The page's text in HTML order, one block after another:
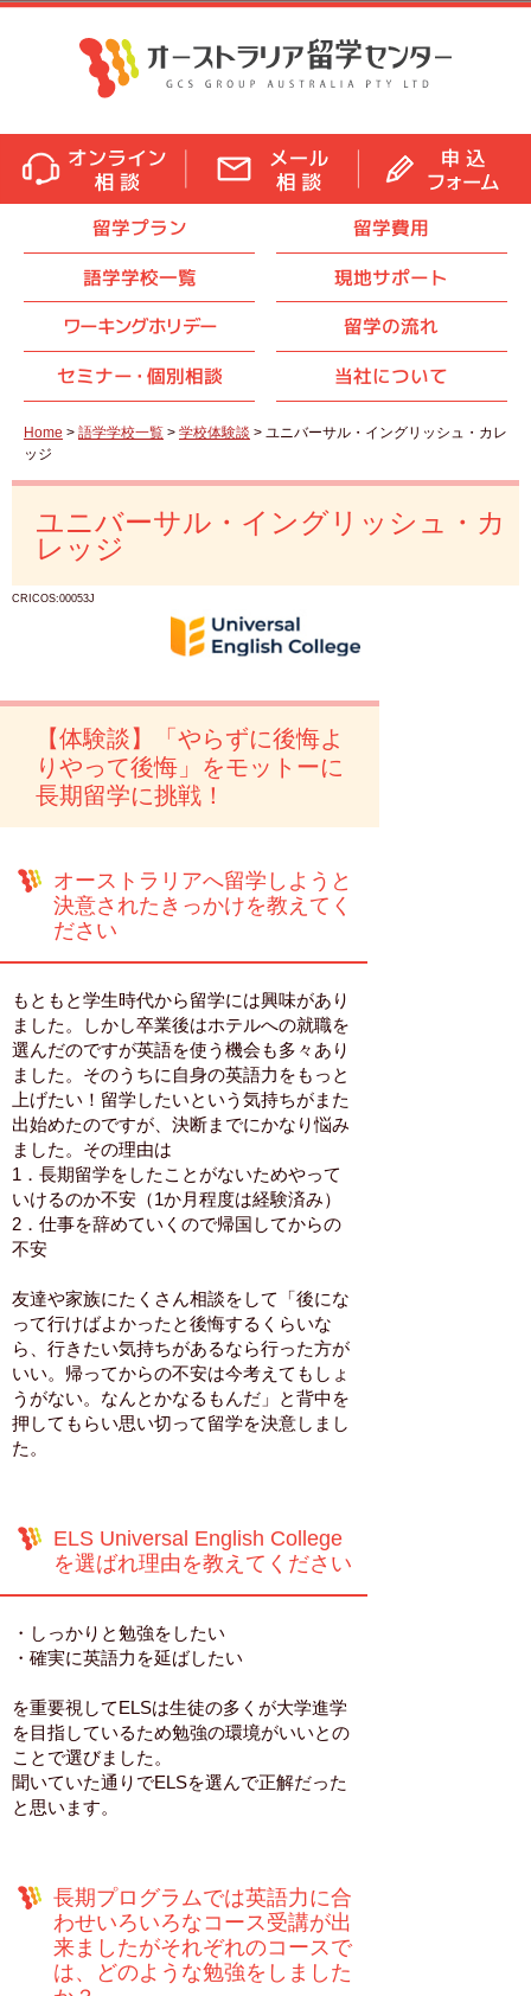
留学プラン
留学費用
語学学校一覧
現地サポート
ワーキングホリデー
留学の流れ
セミナー・ 個別相談 当社について
Home > 語学学校一覧 > 学校体験談 > ユニバーサル・イングリッシュ・カレ
ッジ
ユニバーサル・イングリッシュ・カ
レッジ
CRICOS:00053J
【体験談】「やらずに後悔よ
りやって後悔」をモットーに
長期留学に挑戦！
オーストラリアへ留学しようと
決意されたきっかけを教えてく
ださい
もともと学生時代から留学には興味があり
ました。しかし卒業後はホテルへの就職を
選んだのですが英語を使う機会も多々あり
ました。そのうちに自身の英語力をもっと
上げたい！留学したいという気持ちがまた
出始めたのですが、決断までにかなり悩み
ました。その理由は
1．長期留学をしたことがないためやって
いけるのか不安（1か月程度は経験済み）
2．仕事を辞めていくので帰国してからの
不安
友達や家族にたくさん相談をして「後にな
って行けばよかったと後悔するくらいな
ら、行きたい気持ちがあるなら行った方が
いい。帰ってからの不安は今考えてもしょ
うがない。なんとかなるもんだ」と背中を
押してもらい思い切って留学を決意しまし
た。
ELS Universal English College
を選ばれ理由を教えてください
・しっかりと勉強をしたい
・確実に英語力を延ばしたい
を重要視してELSは生徒の多くが大学進学
を目指しているため勉強の環境がいいとの
ことで選びました。
聞いていた通りでELSを選んで正解だった
と思います。
長期プログラムでは英語力に合
わせいろいろなコース受講が出
来ましたがそれぞれのコースで
は、どのような勉強をしました